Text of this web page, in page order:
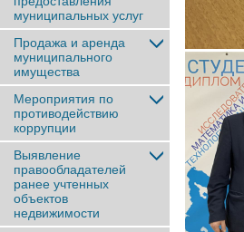
муниципальных услуг
Продажа и аренда
муниципального
имущества
Мероприятия по
противодействию
коррупции
Выявление
правообладателей
ранее учтенныx
объектов
недвижимости